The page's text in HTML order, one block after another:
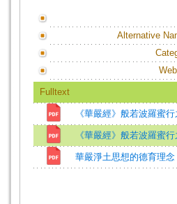
Alternative
Fulltext
《華嚴經》般若波羅蜜行
《華嚴經》般若波羅蜜行
華嚴淨土思想的德育理念